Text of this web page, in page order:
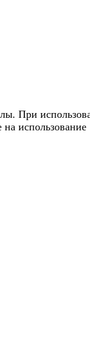
При
на использование